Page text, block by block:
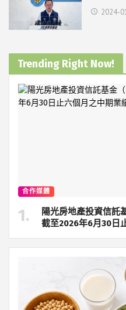
2024-
Trending Right Now!
合作媒體
陽光房地產投資信託
截至2026年6月30日